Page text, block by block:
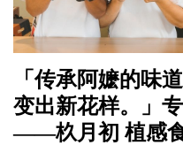
「传承阿嬷的味
变出新花样。」
——杦月初 植感